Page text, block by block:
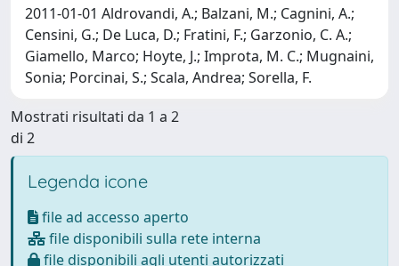
2011-01-01 Aldrovandi, A.; Balzani, M.; Cagnini, A.;
Censini, G.; De Luca, D.; Fratini, F.; Garzonio, C. A.;
Giamello, Marco; Hoyte, J.; Improta, M. C.; Mugnaini,
Sonia; Porcinai, S.; Scala, Andrea; Sorella, F.
Mostrati risultati da 1 a 2
di 2
Legenda icone
file ad accesso aperto
file disponibili sulla rete interna
file disponibili agli utenti autorizzati